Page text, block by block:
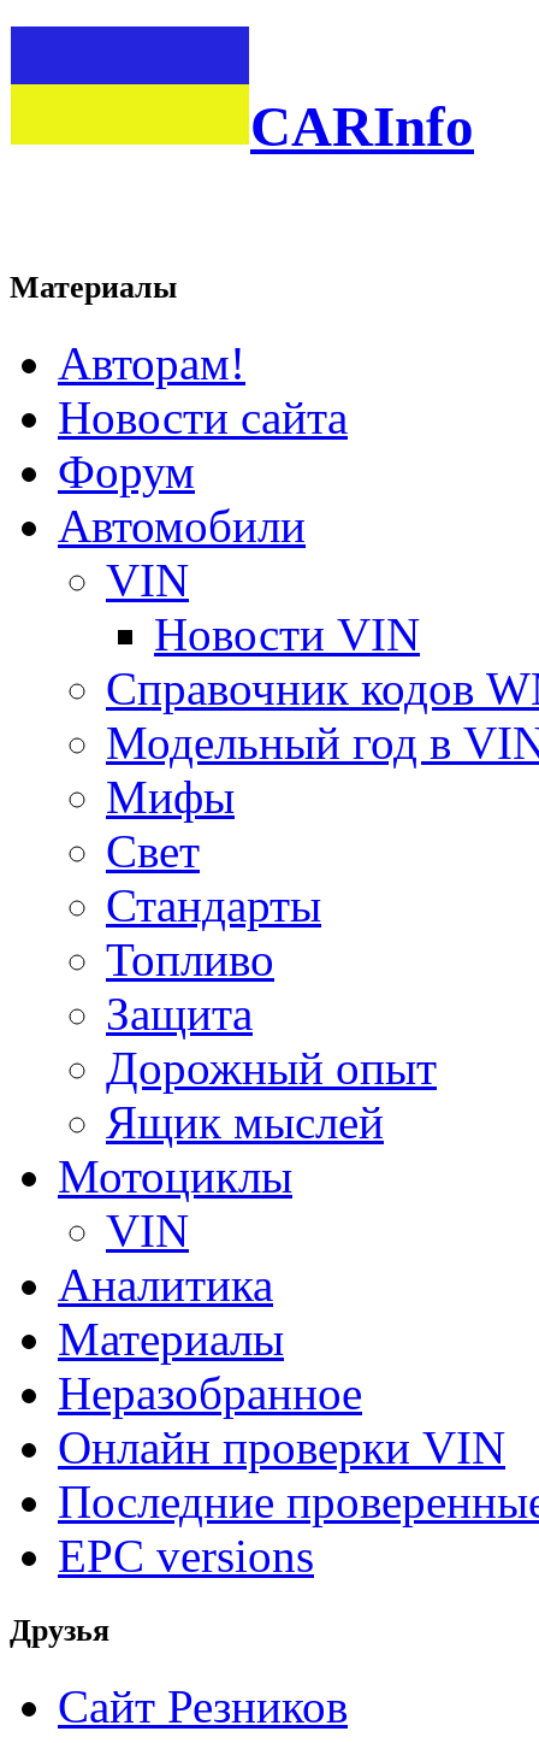
CARInfo
Материалы
Авторам!
Новости сайта
Форум
Автомобили
VIN
Новости VIN
Справочник кодов
Модельный год в
Мифы
Свет
Стандарты
Топливо
Защита
Дорожный опыт
Ящик мыслей
Мотоциклы
VIN
Аналитика
Материалы
Неразобранное
Онлайн проверки VIN
Последние
EPC versions
Друзья
Сайт Резников